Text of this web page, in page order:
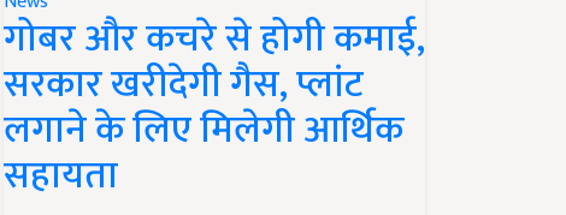
गोबर और कचरे से होगी कमाई,
सरकार खरीदेगी गैस, प्लांट
लगाने के लिए मिलेगी आर्थिक
सहायता